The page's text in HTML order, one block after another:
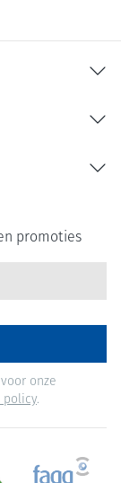
promoties
onze
policy.